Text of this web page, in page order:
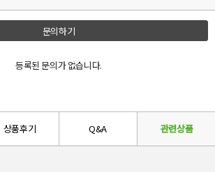
문의하기
등록된 문의가 없습니다.
상품후기 Q&A 관련상품